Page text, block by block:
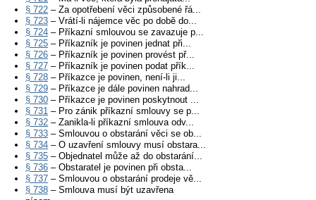
§ 722 – Za opotřebení věci způsobené řá...
§ 723 – Vrátí-li nájemce věc po době do...
§ 724 – Příkazní smlouvou se zavazuje p...
§ 725 – Příkazník je povinen jednat při...
§ 726 – Příkazník je povinen provést př...
§ 727 – Příkazník je povinen podat přík...
§ 728 – Příkazce je povinen, není-li ji...
§ 729 – Příkazce je dále povinen nahrad...
§ 730 – Příkazce je povinen poskytnout ...
§ 731 – Pro zánik příkazní smlouvy se p...
§ 732 – Zanikla-li příkazní smlouva odv...
§ 733 – Smlouvou o obstarání věci se ob...
§ 734 – O uzavření smlouvy musí obstara...
§ 735 – Objednatel může až do obstarání...
§ 736 – Obstaratel je povinen při obsta...
§ 737 – Smlouvou o obstarání prodeje vě...
§ 738 – Smlouva musí být uzavřena